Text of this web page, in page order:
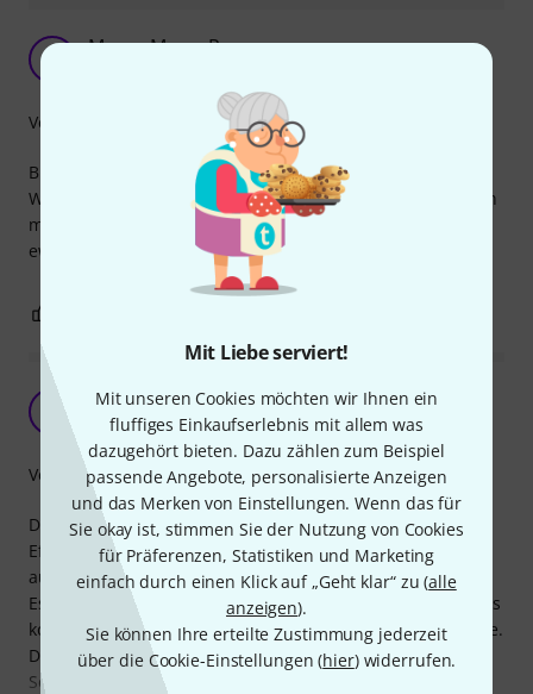
Mit Liebe serviert!
Mit unseren Cookies möchten wir Ihnen ein
fluffiges Einkaufserlebnis mit allem was
dazugehört bieten. Dazu zählen zum Beispiel
passende Angebote, personalisierte Anzeigen
und das Merken von Einstellungen. Wenn das für
Sie okay ist, stimmen Sie der Nutzung von Cookies
für Präferenzen, Statistiken und Marketing
einfach durch einen Klick auf „Geht klar“ zu (alle
anzeigen).
Sie können Ihre erteilte Zustimmung jederzeit
über die Cookie-Einstellungen (hier) widerrufen.
Mooer Macro Power.
Bin damit leider nicht zufrieden.
Was soll ich sagen, manchmal gings, manchmal fiel einfach
mal die Stromzufuhr zu den Effekten aus....Ist in den
ewigen Jagdgründen gelandet...
Verarbeitung
Perfekt bis auf kleinen Mangel
Thorstencho 08.08.2020
Das Netzteil betreibt ohne Murren alle angeschlossenen 8
Effekte, Störgeräusche konnte ich bis jetzt keine
ausmachen.
Es passt wie angegossen unter das Spaceship 60, allerdings
kopfüber, weil ich sonst nicht die Kabel anschließen könnte.
Dadurch stören die hellen blauen LEDs nicht mehr.
Sehr praktisch sind die farblich sortierten Kabel, so kann
Verarbeitung